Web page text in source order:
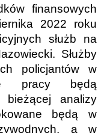
finansowych
2022 roku
służb na
Służby
policjantów w
pracy będą
bieżącej analizy
będą w
a w